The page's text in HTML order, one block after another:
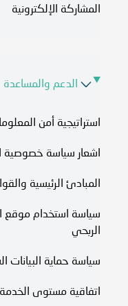
المشاركة الإلكترونية
الدعم والمساعدة
استراتيجية أمن
اشعار سياسة خصوصية
المبادئ الرئيسية
سياسة استخدام موقع
الربحي
سياسة حماية البيانات
اتفاقية مستوى الخدمة​